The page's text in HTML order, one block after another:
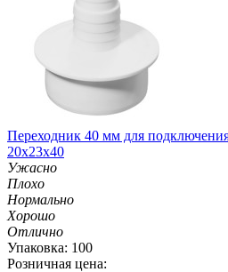
Переходник 40 мм для
20х23х40
Ужасно
Плохо
Нормально
Хорошо
Отлично
Упаковка: 100
Розничная цена: